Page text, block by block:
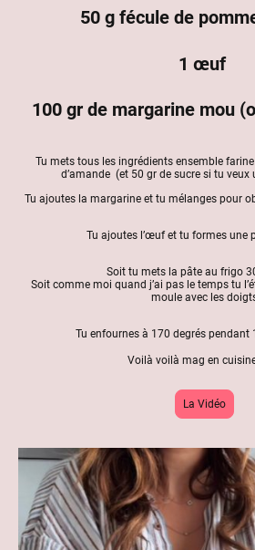
50 g fécule de
1 œuf
100 gr de margarine mou
Tu mets tous les ingrédients ensemble
d’amande (et 50 gr de sucre si tu veux
Tu ajoutes la margarine et tu mélanges pour
Tu ajoutes l’œuf et tu formes une
Soit tu mets la pâte au frigo
Soit comme moi quand j’ai pas le temps tu
moule avec les
Tu enfournes à 170 degrés pendant
Voilà voilà mag en
La Vidéo